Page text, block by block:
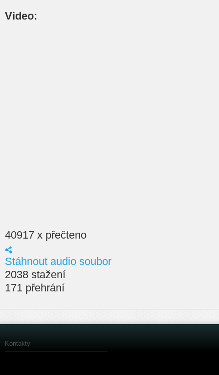
Video:
40917 x přečteno
Stáhnout audio soubor
2038 stažení
171 přehrání
Kontakty